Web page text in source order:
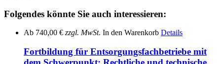
Folgendes könnte Sie auch interessieren:
Ab 740,00 € zzgl. MwSt. In den Warenkorb Details
Fortbildung für Entsorgungsfachbetriebe mit